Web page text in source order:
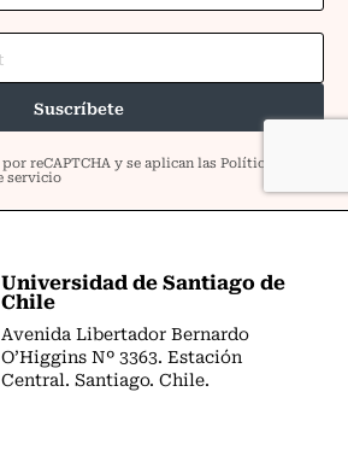
Universidad de Santiago de
Chile
Avenida Libertador Bernardo
O’Higgins Nº 3363. Estación
Central. Santiago. Chile.